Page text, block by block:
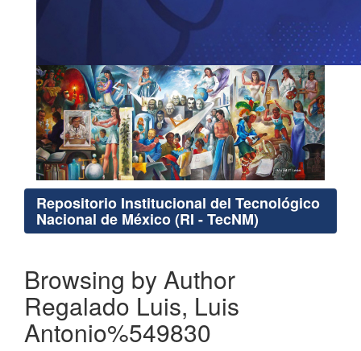
Repositorio Institucional del Tecnológico
Nacional de México (RI - TecNM)
Browsing by Author
Regalado Luis, Luis
Antonio%549830